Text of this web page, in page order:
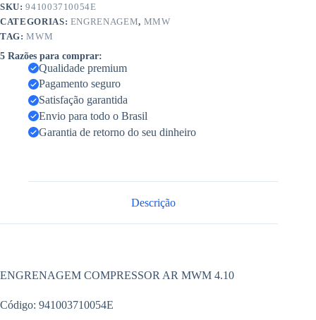
SKU:941003710054E
CATEGORIAS: ENGRENAGEM, MMW
TAG:MWM
5 Razões para comprar:
Qualidade premium
Pagamento seguro
Satisfação garantida
Envio para todo o Brasil
Garantia de retorno do seu dinheiro
Descrição
ENGRENAGEM COMPRESSOR AR MWM 4.10
Código: 941003710054E